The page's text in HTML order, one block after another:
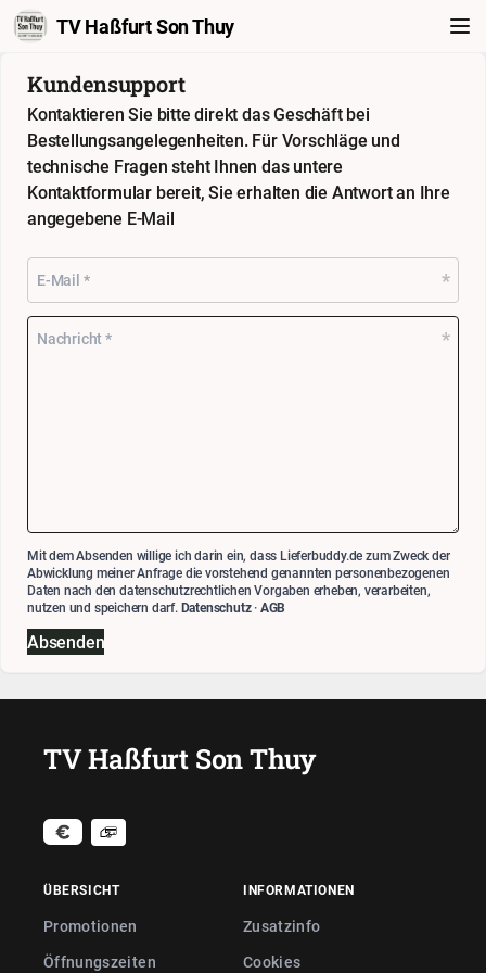
TV Haßfurt Son Thuy
Kundensupport
Kontaktieren Sie bitte direkt das Geschäft bei
Bestellungsangelegenheiten. Für Vorschläge und
technische Fragen steht Ihnen das untere
Kontaktformular bereit, Sie erhalten die Antwort an Ihre
angegebene E-Mail
Mit dem Absenden willige ich darin ein, dass Lieferbuddy.de zum Zweck der
Abwicklung meiner Anfrage die vorstehend genannten personenbezogenen
Daten nach den datenschutzrechtlichen Vorgaben erheben, verarbeiten,
nutzen und speichern darf. Datenschutz·AGB
Absenden
TV Haßfurt Son Thuy
ÜBERSICHT
Promotionen
Öffnungszeiten
INFORMATIONEN
Zusatzinfo
Cookies